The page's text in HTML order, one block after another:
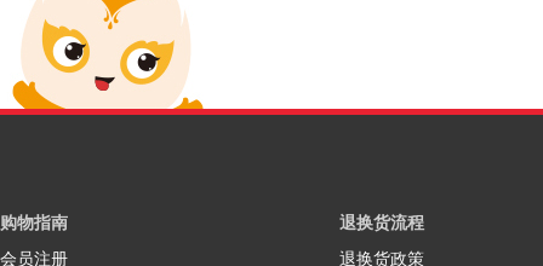
购物指南
会员注册
退换货流程
退换货政策